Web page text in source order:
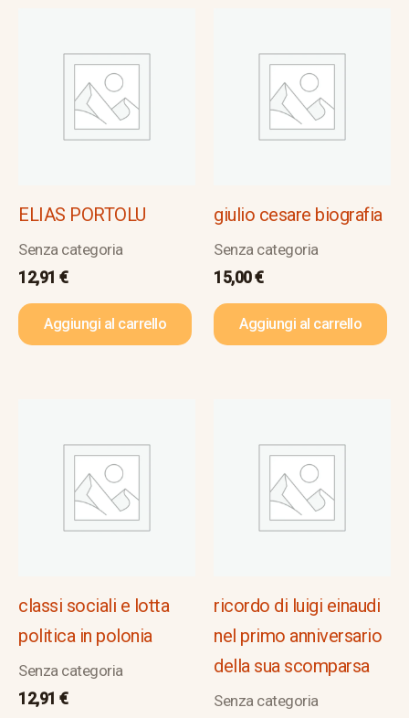
ELIAS PORTOLU
Senza categoria
12,91 €
Aggiungi al carrello
giulio cesare biografia
Senza categoria
15,00€
Aggiungi al carrello
classi sociali e lotta
politica in polonia
Senza categoria
12,91 €
ricordo di luigi einaudi
nel primo anniversario
della sua scomparsa
Senza categoria